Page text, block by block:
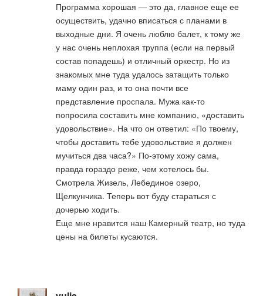
Программа хорошая — это да, главное еще ее
осуществить, удачно вписаться с планами в
выходные дни. Я очень люблю балет, к тому же
у нас очень неплохая труппа (если на первый
состав попадешь) и отличный оркестр. Но из
знакомых мне туда удалось затащить только
маму один раз, и то она почти все
представление проспала. Мужа как-то
попросила составить мне компанию, «доставить
удовольствие». На что он ответил: «По твоему,
чтобы доставить тебе удовольствие я должен
мучиться два часа?» По-этому хожу сама,
правда гораздо реже, чем хотелось бы.
Смотрела Жизель, Лебединое озеро,
Щелкунчика. Теперь вот буду стараться с
дочерью ходить.
Еще мне нравится наш Камерный театр, но туда
цены на билеты кусаются.